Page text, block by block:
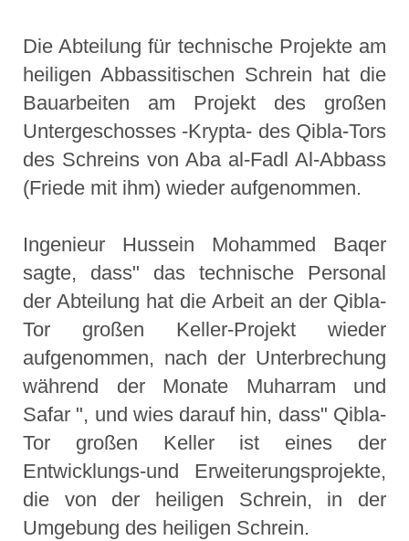
Die Abteilung für technische Projekte am
heiligen Abbassitischen Schrein hat die
Bauarbeiten am Projekt des großen
Untergeschosses -Krypta- des Qibla-Tors
des Schreins von Aba al-Fadl Al-Abbass
(Friede mit ihm) wieder aufgenommen.
Ingenieur Hussein Mohammed Baqer
sagte, dass" das technische Personal
der Abteilung hat die Arbeit an der Qibla-
Tor großen Keller-Projekt wieder
aufgenommen, nach der Unterbrechung
während der Monate Muharram und
Safar ", und wies darauf hin, dass" Qibla-
Tor großen Keller ist eines der
Entwicklungs-und Erweiterungsprojekte,
die von der heiligen Schrein, in der
Umgebung des heiligen Schrein.